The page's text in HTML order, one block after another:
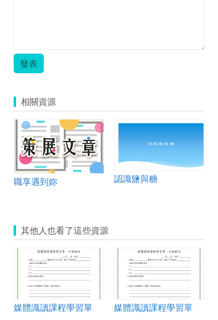
發表
相關資源
職享遇到妳 認識鹽與糖
其他人也看了這些資源
媒體識讀課程學習單 媒體識讀課程學習單